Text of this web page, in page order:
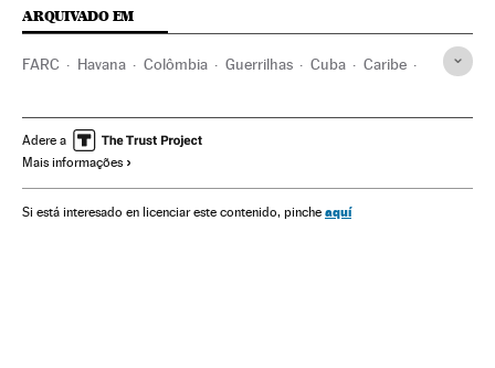
ARQUIVADO EM
FARC Havana Colômbia Guerrilhas Cuba Caribe
Guerra América Terrorismo
Adere a
Mais informações
Si está interesado en licenciar este contenido, pinche aquí